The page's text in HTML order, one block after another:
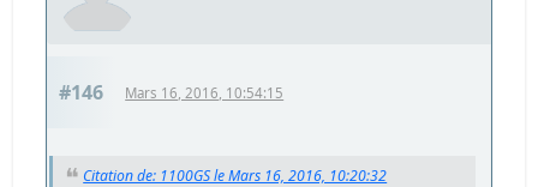
#146 Mars 16, 2016, 10:54:15
Citation de: 1100GS le Mars 16, 2016, 10:20:32